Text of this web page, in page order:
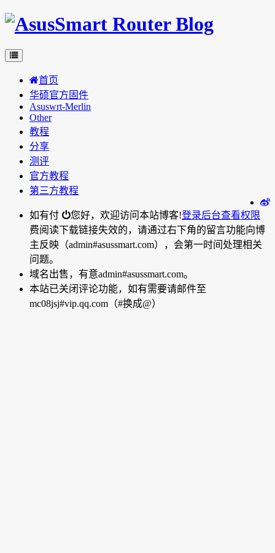
首页
华硕官方固件
Asuswrt-Merlin
Other
教程
分享
测评
官方教程
第三方教程
您好，欢迎访问本站博客!登录后台查看权限
如有付
费阅读下载链接失效的，请通过右下角的留言功能向博
主反映（admin#asussmart.com），会第一时间处理相关
问题。
域名出售，有意admin#asussmart.com。
本站已关闭评论功能，如有需要请邮件至
mc08jsj#vip.qq.com（#换成@）